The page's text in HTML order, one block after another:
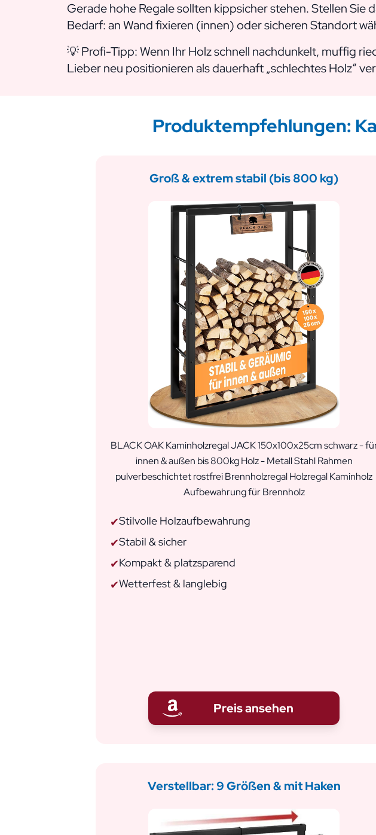
Gerade hohe Regale sollten kippsicher stehen. Stellen Sie
Bedarf: an Wand fixieren (innen) oder sicheren Standort
💡 Profi-Tipp: Wenn Ihr Holz schnell nachdunkelt, muffig
Lieber neu positionieren als dauerhaft „schlechtes Holz“
Produktempfehlungen:
Groß & extrem stabil (bis 800 kg)
BLACK OAK Kaminholzregal JACK 150x100x25cm schwarz -
innen & außen bis 800kg Holz - Metall Stahl Rahmen
pulverbeschichtet rostfrei Brennholzregal Holzregal Kaminholz
Aufbewahrung für Brennholz
✔Stilvolle Holzaufbewahrung
✔Stabil & sicher
✔Kompakt & platzsparend
✔Wetterfest & langlebig
Preis ansehen
Verstellbar: 9 Größen & mit Haken